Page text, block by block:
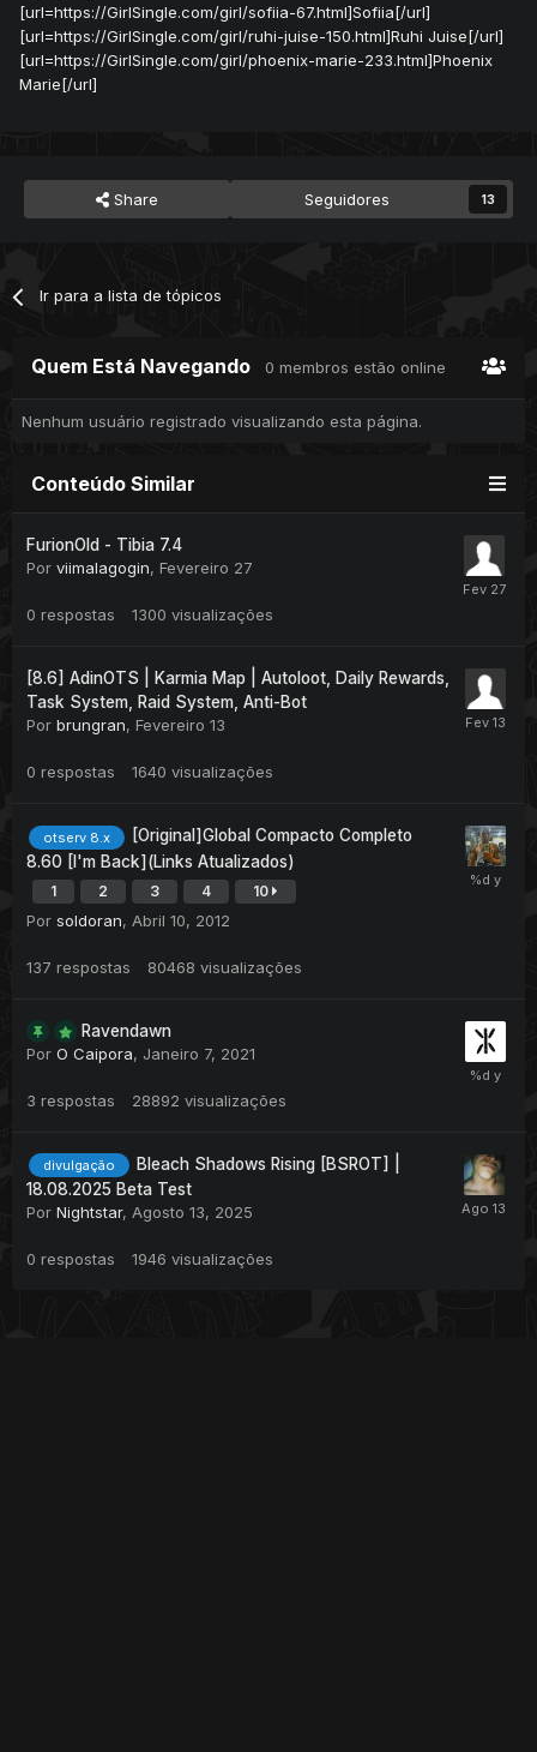
[url=https://GirlSingle.com/girl/sofiia-67.html]Sofiia[/url]
[url=https://GirlSingle.com/girl/ruhi-juise-150.html]Ruhi Juise[/url]
[url=https://GirlSingle.com/girl/phoenix-marie-233.html]Phoenix
Marie[/url]
Share Seguidores 13
Ir para a lista de tópicos
Quem Está Navegando 0 membros estão online
Nenhum usuário registrado visualizando esta página.
Conteúdo Similar
FurionOld - Tibia 7.4
Por viimalagogin, Fevereiro 27
0 respostas 1300 visualizações
[8.6] AdinOTS | Karmia Map | Autoloot, Daily Rewards,
Task System, Raid System, Anti-Bot
Por brungran, Fevereiro 13
0 respostas 1640 visualizações
otserv 8.x
[Original]Global Compacto Completo
8.60 [I'm Back](Links Atualizados)
1 2 3 4 10
Por soldoran, Abril 10, 2012
137 respostas 80468 visualizações
Ravendawn
Por O Caipora, Janeiro 7, 2021
3 respostas 28892 visualizações
divulgação
Bleach Shadows Rising [BSROT] |
18.08.2025 Beta Test
Por Nightstar, Agosto 13, 2025
0 respostas 1946 visualizações